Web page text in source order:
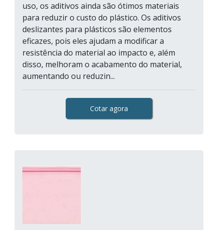
uso, os aditivos ainda são ótimos materiais
para reduzir o custo do plástico. Os aditivos
deslizantes para plásticos são elementos
eficazes, pois eles ajudam a modificar a
resistência do material ao impacto e, além
disso, melhoram o acabamento do material,
aumentando ou reduzin...
Cotar agora